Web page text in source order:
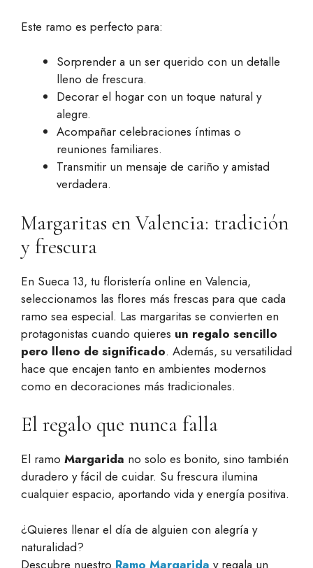
Este ramo es perfecto para:
Sorprender a un ser querido con un detalle
lleno de frescura.
Decorar el hogar con un toque natural y
alegre.
Acompañar celebraciones íntimas o
reuniones familiares.
Transmitir un mensaje de cariño y amistad
verdadera.
Margaritas en Valencia: tradición
y frescura
En Sueca 13, tu floristería online en Valencia,
seleccionamos las flores más frescas para que cada
ramo sea especial. Las margaritas se convierten en
protagonistas cuando quieres un regalo sencillo
pero lleno de significado. Además, su versatilidad
hace que encajen tanto en ambientes modernos
como en decoraciones más tradicionales.
El regalo que nunca falla
El ramo Margarida no solo es bonito, sino también
duradero y fácil de cuidar. Su frescura ilumina
cualquier espacio, aportando vida y energía positiva.
¿Quieres llenar el día de alguien con alegría y
naturalidad?
Descubre nuestro Ramo Margarida y regala un